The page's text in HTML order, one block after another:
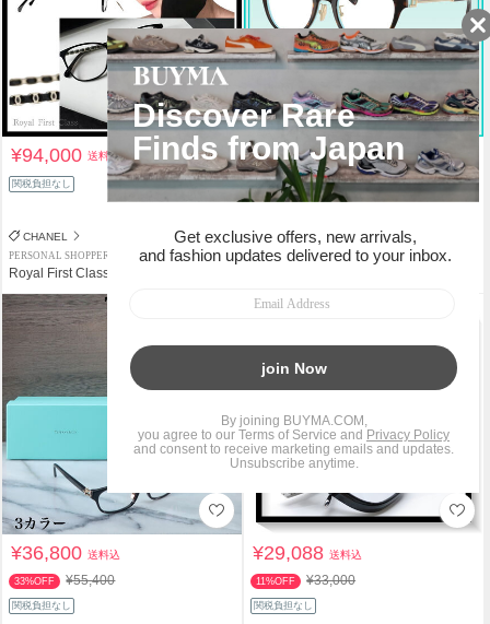
¥94,000送料込
関税負担なし
CHANEL
PERSONAL SHOPPER
Royal First Class
¥34,800送料込
31%OFF ¥50,710
Tiffany & Co
SHOP
¥36,800送料込
33%OFF ¥55,400
関税負担なし
タイムセール
¥29,088送料込
11%OFF ¥33,000
関税負担なし